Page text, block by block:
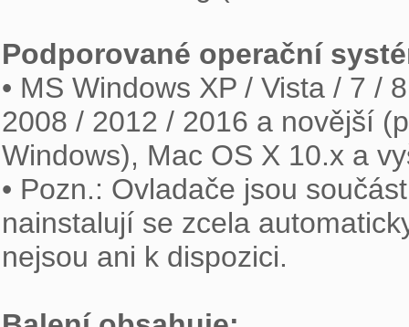
Podporované operační
• MS Windows XP / Vista / 7 /
2008 / 2012 / 2016 a novější
Windows), Mac OS X 10.x a
• Pozn.: Ovladače jsou
nainstalují se zcela
nejsou ani k dispozici.